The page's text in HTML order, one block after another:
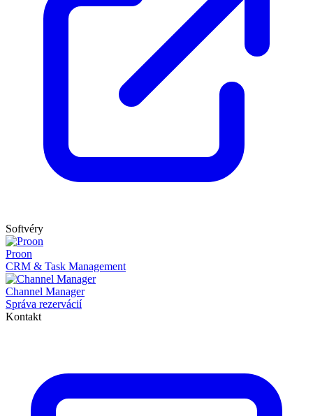
Softvéry
Proon
CRM & Task Management
Channel Manager
Správa rezervácií
Kontakt